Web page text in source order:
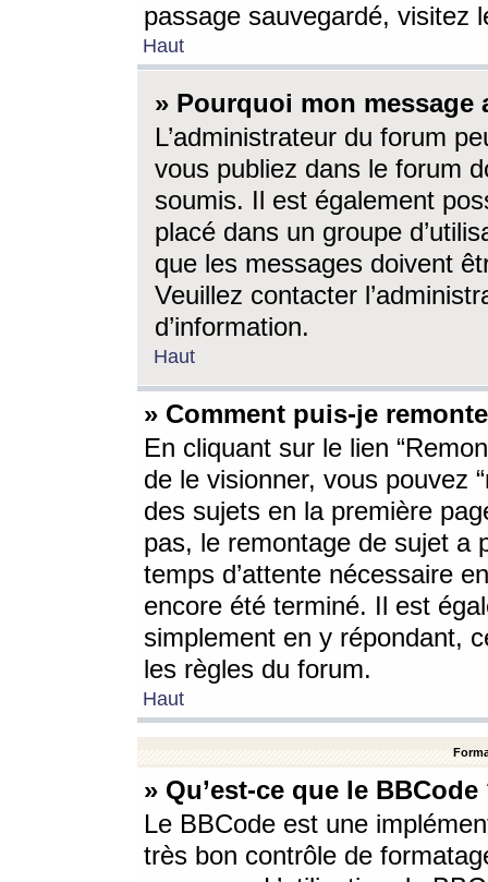
passage sauvegardé, visitez
Haut
» Pourquoi mon message
L’administrateur du forum
vous publiez dans le forum
soumis. Il est également
placé dans un groupe
que les messages doivent
Veuillez contacter
d’information.
Haut
» Comment puis-je
En cliquant sur le lien
de le visionner, vous pouvez
des sujets en la première
pas, le remontage de sujet a
temps d’attente nécessaire
encore été terminé. Il est
simplement en y répondant,
les règles du forum.
Haut
» Qu’est-ce que le BBCode
Le BBCode est une
très bon contrôle de